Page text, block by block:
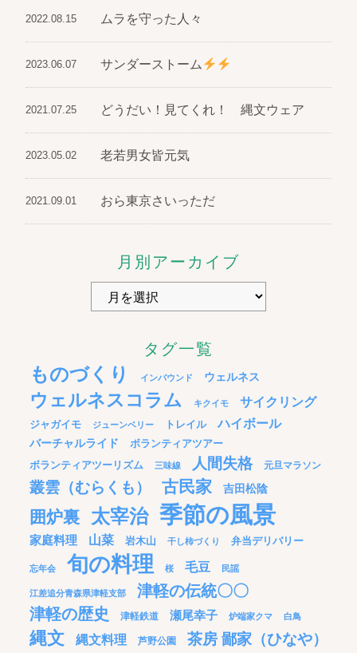
2022.08.15 ムラを守った人々
2023.06.07 サンダーストーム
2021.07.25 どうだい！見てくれ！ 縄文ウェア
2023.05.02 老若男女皆元気
2021.09.01 おら東京さいっただ
月別アーカイブ
タグ一覧
ものづくり インバウンド ウェルネス
ウェルネスコラム キクイモ サイクリング
ジャガイモ ジューンベリー トレイル ハイボール
バーチャルライド
ボランティアツアー
ボランティアツーリズム
三味線 人間失格 元旦マラソン
叢雲（むらくも） 古民家 吉田松陰
囲炉裏 太宰治 季節の風景
家庭料理 山菜 岩木山 干し柿づくり 弁当デリバリー
忘年会 旬の料理 桜 毛豆 民謡
江差追分青森県津軽支部
津軽の伝統〇〇
津軽の歴史
津軽鉄道 瀬尾幸子 炉端家クマ 白鳥
縄文 縄文料理 芦野公園
茶房 鄙家（ひなや）